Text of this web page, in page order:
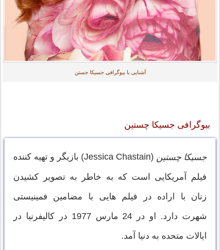
آشنایی با بیوگرافی جسیکا جستن
بیوگرافی جسیکا چستین
جسیکا چستین (Jessica Chastain) بازیگر و تهیه کننده
فیلم آمریکایی است که به خاطر به تصویر کشیدن
زنان با اراده در فیلم هایی با مضامین فمینیستی
شهرت دارد. او در 24 مارس 1977 در کالیفرنیا در
ایالات متحده به دنیا آمد.